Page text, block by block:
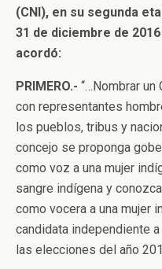
(CNI), en su segunda
31 de diciembre de
acordó:
PRIMERO.- “…Nombrar un
con representantes
los pueblos, tribus y
concejo se proponga
como voz a una mujer
sangre indígena y
como vocera a una mujer
candidata independiente
las elecciones del año